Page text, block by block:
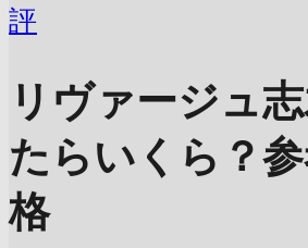
評
リヴァージュ
たらいくら？
格